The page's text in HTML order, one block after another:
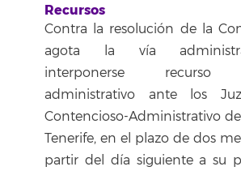
Recursos
Contra la resolución de la
agota la vía
interponerse recurso
administrativo ante los
Contencioso-Administrativo
Tenerife, en el plazo de dos
partir del día siguiente a su